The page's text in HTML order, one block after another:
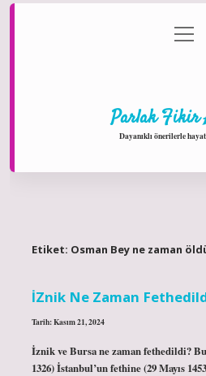
Gizlilik
menüyü
aç
Parlak Fikir
Dayanıklı önerilerle
Etiket: Osman Bey ne zaman
İZnik Ne Zaman
Tarih: Kasım 21, 2024
İznik ve Bursa ne zaman fethedildi?
1326) İstanbul’un fethine (29 Mayıs